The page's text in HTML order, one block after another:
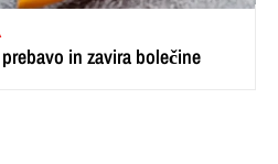
in zavira bolečine